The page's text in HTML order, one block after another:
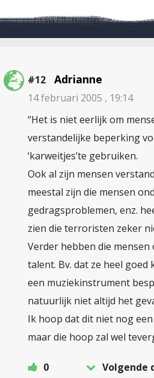
#12 Adrianne
14 februari 2005 , 19:14
“Het is niet eerlijk om
verstandelijke beperking
‘karweitjes’te gebruiken.
Ook al zijn mensen
meestal zijn die mensen
gedragsproblemen, enz.
zien die terroristen zeker
Verder hebben die mensen
talent. Bv. dat ze heel goed
een muziekinstrument
natuurlijk niet altijd het
Ik hoop dat dit niet nog
maar die hoop zal wel
0
Volgende